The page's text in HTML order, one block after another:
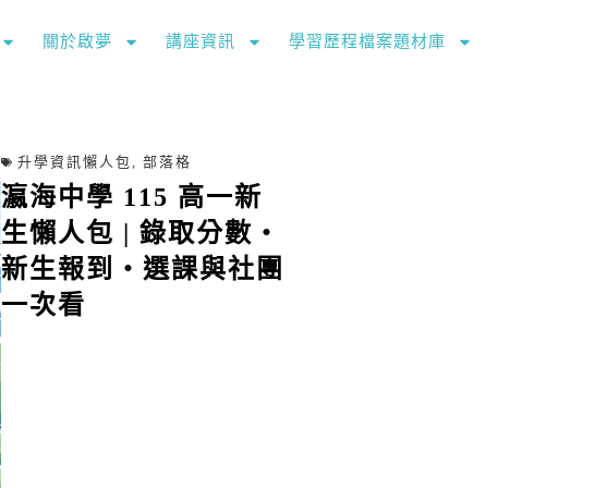
關於啟夢 講座資訊 學習歷程檔案題材庫
升學資訊懶人包,部落格
瀛海中學 115 高一新
生懶人包 | 錄取分數・
新生報到・選課與社團
一次看